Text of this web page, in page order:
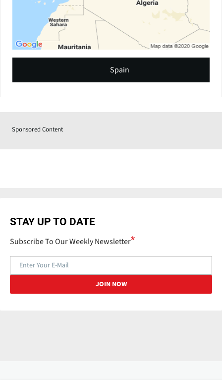
Spain
Sponsored Content
STAY UP TO DATE
Subscribe To Our Weekly Newsletter